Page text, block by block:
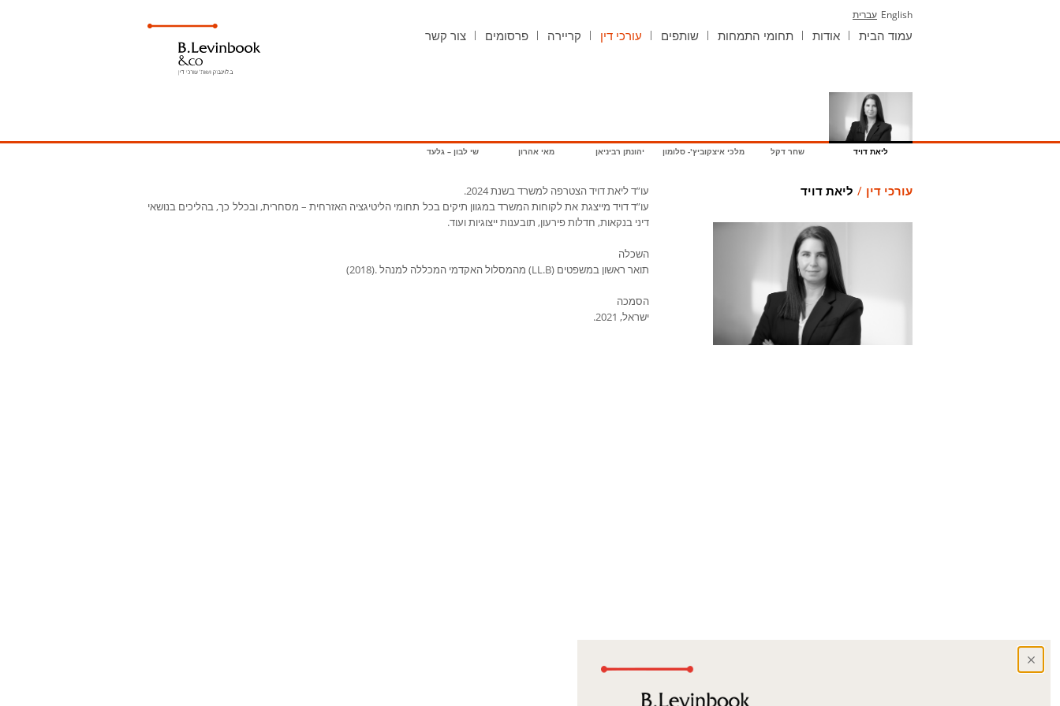
English עברית
עמוד הבית אודות תחומי התמחות שותפים עורכי דין קריירה פרסומים צור קשר
ליאת דויד שחר דקל מלכי איצקוביץ'- סלומון יהונתן רביניאן מאי אהרון שי לבון – גלעד
עורכי דין / ליאת דויד
עו”ד ליאת דויד הצטרפה למשרד בשנת 2024.
עו”ד דויד מייצגת את לקוחות המשרד במגוון תיקים בכל תחומי הליטיגציה האזרחית – מסחרית, ובכלל כך, בהליכים בנושאי
דיני בנקאות, חדלות פירעון, תובענות ייצוגיות ועוד.
השכלה
תואר ראשון במשפטים (LL.B) מהמסלול האקדמי המכללה למנהל .(2018)
הסמכה
ישראל, 2021.